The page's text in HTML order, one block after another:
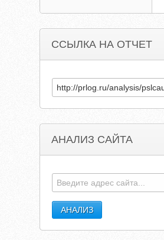
ССЫЛКА НА ОТЧЕТ
АНАЛИЗ САЙТА